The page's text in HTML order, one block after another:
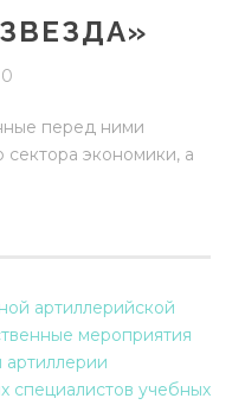
0
перед ними
экономики, а
артиллерийской
мероприятия
артиллерии
специалистов учебных